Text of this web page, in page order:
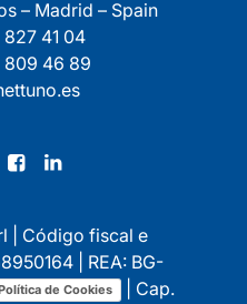
– Madrid – Spain
827 41 04
809 46 89
| Código fiscal e
| REA: BG-
de Cookies | Cap.